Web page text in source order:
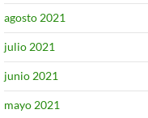
agosto 2021
julio 2021
junio 2021
mayo 2021